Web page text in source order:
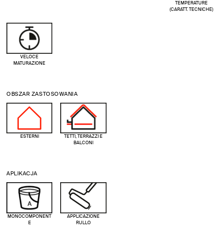
TEMPERATURE
(CARATT. TECNICHE)
VELOCE
MATURAZIONE
OBSZAR ZASTOSOWANIA
ESTERNI
TETTI, TERRAZZI E
BALCONI
APLIKACJA
MONOCOMPONENT
E
APPLICAZIONE
RULLO